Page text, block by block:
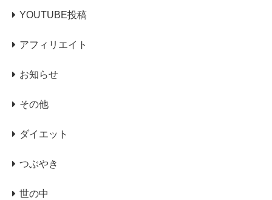
YOUTUBE投稿
アフィリエイト
お知らせ
その他
ダイエット
つぶやき
世の中